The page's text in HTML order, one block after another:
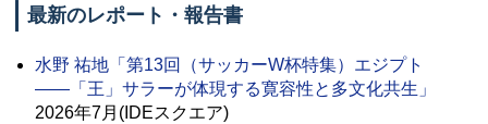
最新のレポート・報告書
水野 祐地 「第13回（サッカーW杯特集）エジプト
――「王」サラーが体現する寛容性と多文化共生」
2026年7月(IDEスクエア)